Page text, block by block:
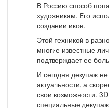
В Россию способ
художникам. Его
создании икон.
Этой техникой в
многие известные
подтверждает ее
И сегодня декупаж не
актуальности, а
свои возможности.
специальные